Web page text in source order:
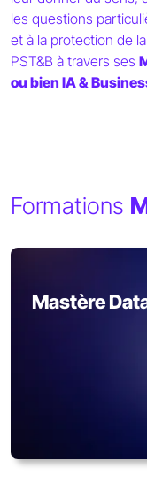
les questions
et à la protection de
PST&B à travers ses
ou bien IA &
Formations
Mastère